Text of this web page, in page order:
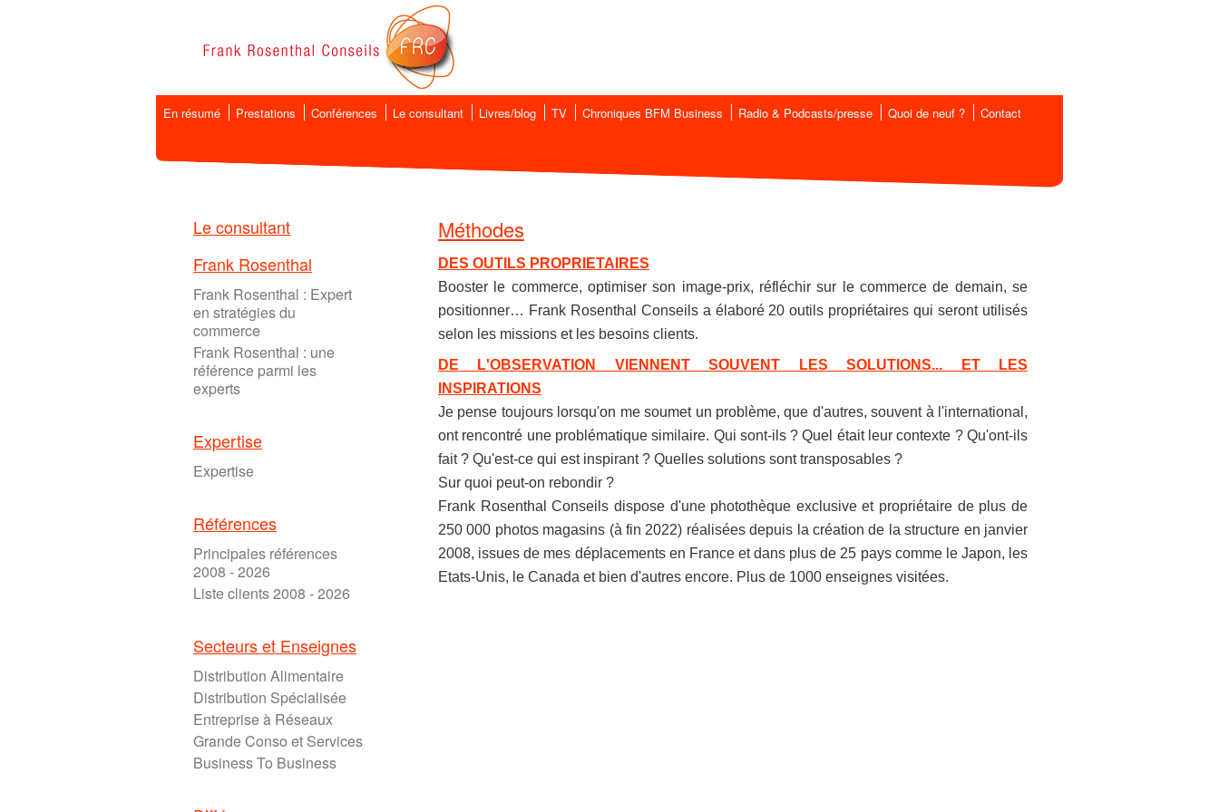
En résumé Prestations Conférences Le consultant Livres/blog TV Chroniques BFM Business Radio & Podcasts/presse Quoi de neuf ? Contact
Le consultant
Frank Rosenthal
Frank Rosenthal : Expert
en stratégies du
commerce
Frank Rosenthal : une
référence parmi les
experts
Expertise
Expertise
Références
Principales références
2008 - 2026
Liste clients 2008 - 2026
Secteurs et Enseignes
Distribution Alimentaire
Distribution Spécialisée
Entreprise à Réseaux
Grande Conso et Services
Business To Business
Méthodes
DES OUTILS PROPRIETAIRES
Booster le commerce, optimiser son image-prix, réfléchir sur le commerce de demain, se
positionner… Frank Rosenthal Conseils a élaboré 20 outils propriétaires qui seront utilisés
selon les missions et les besoins clients.
DE L'OBSERVATION VIENNENT SOUVENT LES SOLUTIONS... ET LES
INSPIRATIONS
Je pense toujours lorsqu'on me soumet un problème, que d'autres, souvent à l'international,
ont rencontré une problématique similaire. Qui sont-ils ? Quel était leur contexte ? Qu'ont-ils
fait ? Qu'est-ce qui est inspirant ? Quelles solutions sont transposables ?
Sur quoi peut-on rebondir ?
Frank Rosenthal Conseils dispose d'une photothèque exclusive et propriétaire de plus de
250 000 photos magasins (à fin 2022) réalisées depuis la création de la structure en janvier
2008, issues de mes déplacements en France et dans plus de 25 pays comme le Japon, les
Etats-Unis, le Canada et bien d'autres encore. Plus de 1000 enseignes visitées.